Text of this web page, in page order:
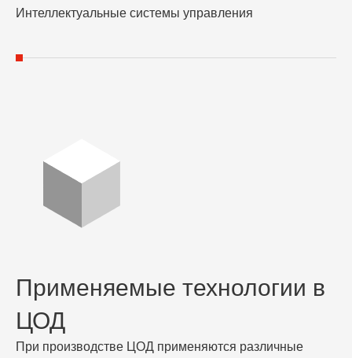
Интеллектуальные системы управления
Применяемые технологии в
ЦОД
При производстве ЦОД применяются различные